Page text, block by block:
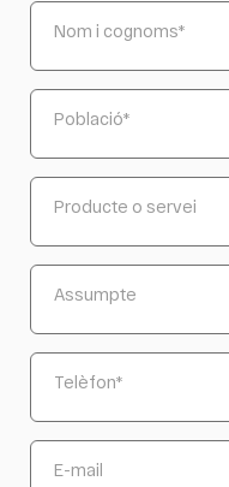
Nom i cognoms*
Població*
Producte o servei
Assumpte
Telèfon*
E-mail